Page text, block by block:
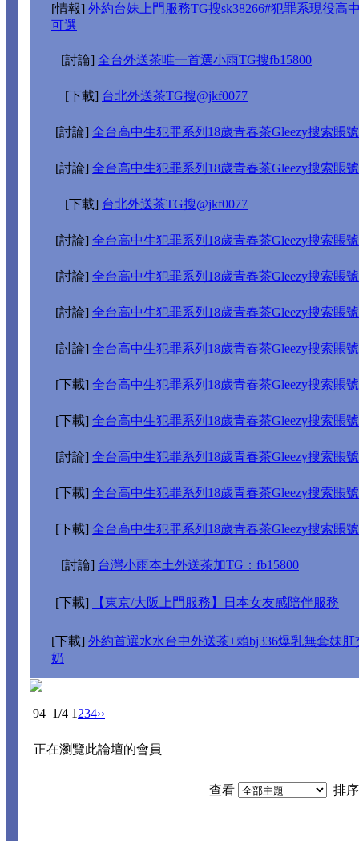
[情報] 外約台妹上門服務TG搜sk38266#犯罪系現役高
可選
[討論] 全台外送茶唯一首選小雨TG搜fb15800
[下載] 台北外送茶TG搜@jkf0077
[討論] 全台高中生犯罪系列18歲青春茶Gleezy搜索賬
[討論] 全台高中生犯罪系列18歲青春茶Gleezy搜索賬
[下載] 台北外送茶TG搜@jkf0077
[討論] 全台高中生犯罪系列18歲青春茶Gleezy搜索賬
[討論] 全台高中生犯罪系列18歲青春茶Gleezy搜索賬
[討論] 全台高中生犯罪系列18歲青春茶Gleezy搜索賬
[討論] 全台高中生犯罪系列18歲青春茶Gleezy搜索賬
[下載] 全台高中生犯罪系列18歲青春茶Gleezy搜索賬
[下載] 全台高中生犯罪系列18歲青春茶Gleezy搜索賬
[討論] 全台高中生犯罪系列18歲青春茶Gleezy搜索賬
[下載] 全台高中生犯罪系列18歲青春茶Gleezy搜索賬
[下載] 全台高中生犯罪系列18歲青春茶Gleezy搜索賬
[討論] 台灣小雨本土外送茶加TG：fb15800
[下載] 【東京/大阪上門服務】日本女友感陪伴服務
[下載] 外約首選水水台中外送茶+賴bj336爆乳無套妹
奶
94 1/4 1 234››
正在瀏覽此論壇的會員
查看 排